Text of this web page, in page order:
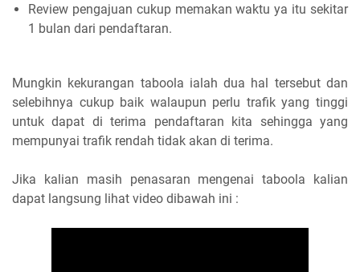
Review pengajuan cukup memakan waktu ya itu sekitar
1 bulan dari pendaftaran.
Mungkin kekurangan taboola ialah dua hal tersebut dan
selebihnya cukup baik walaupun perlu trafik yang tinggi
untuk dapat di terima pendaftaran kita sehingga yang
mempunyai trafik rendah tidak akan di terima.
Jika kalian masih penasaran mengenai taboola kalian
dapat langsung lihat video dibawah ini :